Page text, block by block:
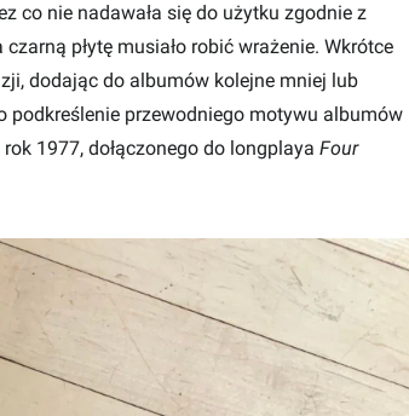
co nie nadawała się do użytku zgodnie z
płytę musiało robić wrażenie. Wkrótce
dodając do albumów kolejne mniej lub
podkreślenie przewodniego motywu albumów
1977, dołączonego do longplaya Four